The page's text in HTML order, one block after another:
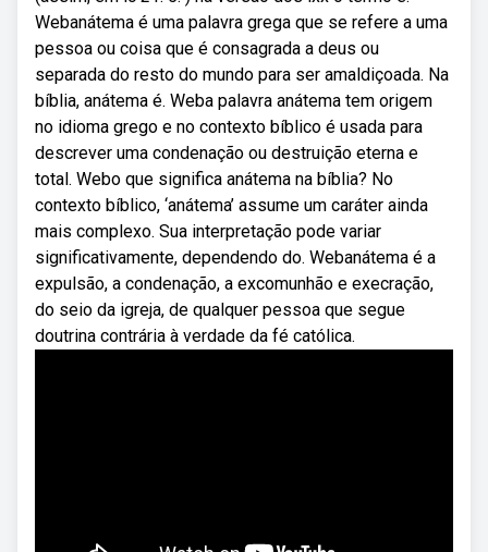
Webanátema é uma palavra grega que se refere a uma
pessoa ou coisa que é consagrada a deus ou
separada do resto do mundo para ser amaldiçoada. Na
bíblia, anátema é. Weba palavra anátema tem origem
no idioma grego e no contexto bíblico é usada para
descrever uma condenação ou destruição eterna e
total. Webo que significa anátema na bíblia? No
contexto bíblico, ‘anátema’ assume um caráter ainda
mais complexo. Sua interpretação pode variar
significativamente, dependendo do. Webanátema é a
expulsão, a condenação, a excomunhão e execração,
do seio da igreja, de qualquer pessoa que segue
doutrina contrária à verdade da fé católica.